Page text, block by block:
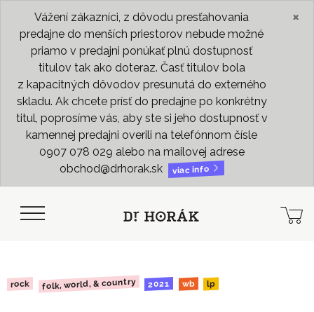
Vážení zákazníci, z dôvodu presťahovania
predajne do menších priestorov nebude možné
priamo v predajni ponúkať plnú dostupnosť
titulov tak ako doteraz. Časť titulov bola
z kapacitných dôvodov presunutá do externého
skladu. Ak chcete prísť do predajne po konkrétny
titul, poprosíme vás, aby ste si jeho dostupnosť v
kamennej predajni overili na telefónnom čísle
0907 078 029 alebo na mailovej adrese
obchod@drhorak.sk
viac info
×
rock folk, world, & country 2021 wb lp